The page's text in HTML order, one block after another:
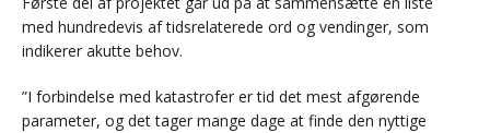
med hundredevis af tidsrelaterede ord og vendinger, som
indikerer akutte behov.
”I forbindelse med katastrofer er tid det mest afgørende
parameter, og det tager mange dage at finde den nyttige